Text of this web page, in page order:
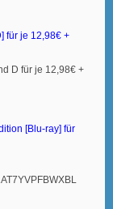
für je 12,98€ +
D für je 12,98€ +
[Blu-ray] für